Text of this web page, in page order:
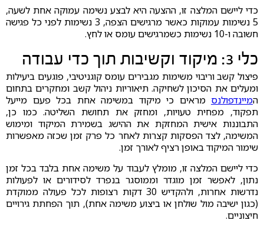
כדי ליישם המלצה זו, ההצעה היא לבצע נשימה עמוקה אחת לשעה,
5 נשימות עמוקות כאשר מרגישים הצפה, 3 נשימות לפני כל פגישה
חשובה ו-10 נשימות כשמרגישים עומס או לחץ.
כלי 3: מיקוד וקשיבות תוך כדי עבודה
פיצול קשב וריבוי משימות מגבירים עומס קוגניטיבי, פוגעים ביעילות
ומעלים את הסיכון לשחיקה. תיאוריות ניהול קשב ומחקרים בתחום
המיינדפולנס מראים כי מיקוד במשימה אחת בכל פעם מייעל
תפקוד, מפחית טעויות, ומחזק את תחושת השליטה. כמו כן,
התבוננות אישית המחזקת את ההישג בשמירת המיקוד ומימוש
המשימה, לצד הפסקות קצרות לאחר כל פרק זמן שכזה מאפשרות
שימור המיקוד באופן רציף לאורך זמן.
כדי ליישם המלצה זו, מומלץ לעבוד על משימה אחת בלבד בכל זמן
נתון, לאפשר זמן מוגדר וממוסגר בנפרד לסידורים או לפעולות
נדרשות אחרות, ולהקדיש 30 דקות רצופות לכל פעולה ממוקדת
(כגון ישיבה מול שולחן או ביצוע משימה אחת), תוך הפחתת גירויים
חיצוניים.